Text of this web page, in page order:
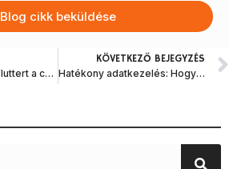
Blog cikk beküldése
Miért használjunk Fluttert a cross platform fejlesztéshez?
KÖVETKEZŐ BEJEGYZÉS
Hatékony adatkezelés: Hogyan készül egy többmillió soros SQL adatbázisból átlátható Power BI dashboard?